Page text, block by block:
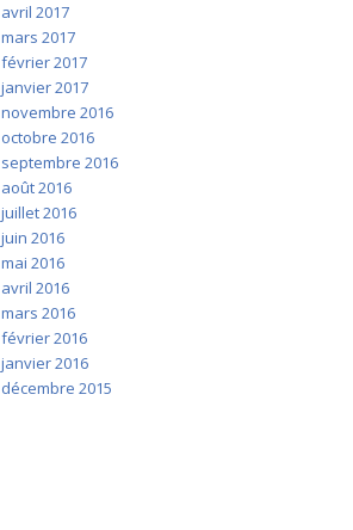
avril 2017
mars 2017
février 2017
janvier 2017
novembre 2016
octobre 2016
septembre 2016
août 2016
juillet 2016
juin 2016
mai 2016
avril 2016
mars 2016
février 2016
janvier 2016
décembre 2015